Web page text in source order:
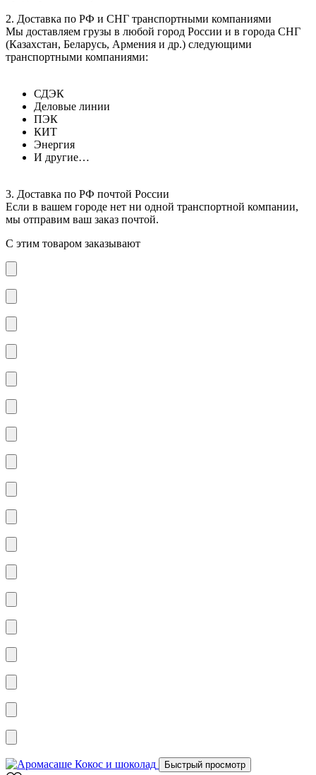
2. Доставка по РФ и СНГ транспортными компаниями
Мы доставляем грузы в любой город России и в города СНГ
(Казахстан, Беларусь, Армения и др.) следующими
транспортными компаниями:
СДЭК
Деловые линии
ПЭК
КИТ
Энергия
И другие…
3. Доставка по РФ почтой России
Если в вашем городе нет ни одной транспортной компании,
мы отправим ваш заказ почтой.
С этим товаром заказывают
Быстрый просмотр